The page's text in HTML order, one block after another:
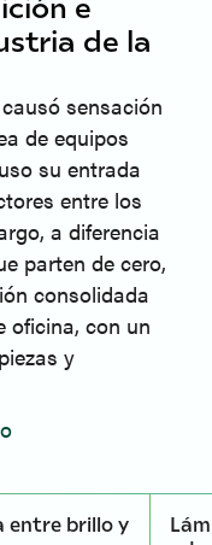
de la
sensación
de equipos
su entrada
entre los
a diferencia
parten de cero,
consolidada
oficina, con un
y
entre brillo y